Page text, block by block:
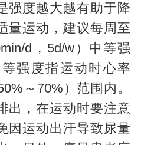
强度越大越有助于降
量运动，建议每周至
d，5d/w）中等强
强度指运动时心率
～70%）范围内。
出，在运动时要注意
因运动出汗导致尿量